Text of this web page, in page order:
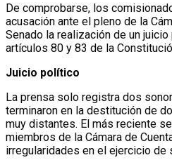
De comprobarse, los
acusación ante el pleno de la
Senado la realización de un
artículos 80 y 83 de la
Juicio político
La prensa solo registra dos
terminaron en la destitución de
muy distantes. El más reciente
miembros de la Cámara de
irregularidades en el ejercicio de